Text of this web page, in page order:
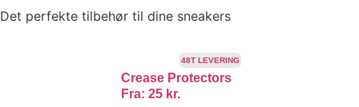
Det perfekte tilbehør til dine sneakers
48T LEVERING
Crease Protectors
Fra: 25 kr.